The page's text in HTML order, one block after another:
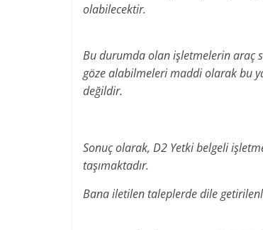
olabilecektir.
Bu durumda olan işletmelerin araç
göze alabilmeleri maddi olarak bu
değildir.
Sonuç olarak, D2 Yetki belgeli
taşımaktadır.
Bana iletilen taleplerde dile